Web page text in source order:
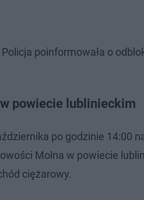
poinformowała o
powiecie lublinieckim
po godzinie 14:00
Molna w powiecie
ciężarowy.